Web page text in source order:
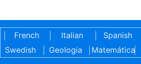
French Italian Spanish
Swedish
Geologia Matemática|